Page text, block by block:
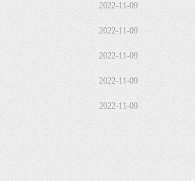
2022-11-09
2022-11-09
2022-11-09
2022-11-09
2022-11-09